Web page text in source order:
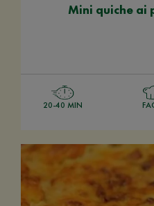
Mini quiche ai
20-40 MIN